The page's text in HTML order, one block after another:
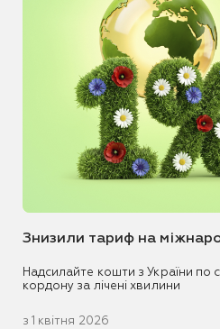
Знизили тариф на
Надсилайте кошти з України по
кордону за лічені хвилини
з 1 квітня 2026